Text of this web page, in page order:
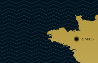
RENNES